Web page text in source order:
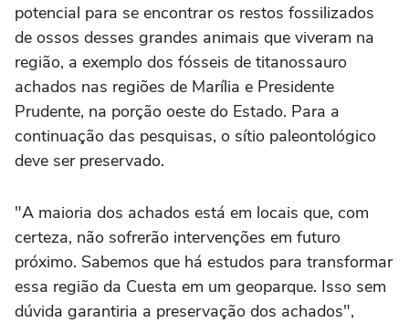
potencial para se encontrar os restos fossilizados
de ossos desses grandes animais que viveram na
região, a exemplo dos fósseis de titanossauro
achados nas regiões de Marília e Presidente
Prudente, na porção oeste do Estado. Para a
continuação das pesquisas, o sítio paleontológico
deve ser preservado.
"A maioria dos achados está em locais que, com
certeza, não sofrerão intervenções em futuro
próximo. Sabemos que há estudos para transformar
essa região da Cuesta em um geoparque. Isso sem
dúvida garantiria a preservação dos achados",